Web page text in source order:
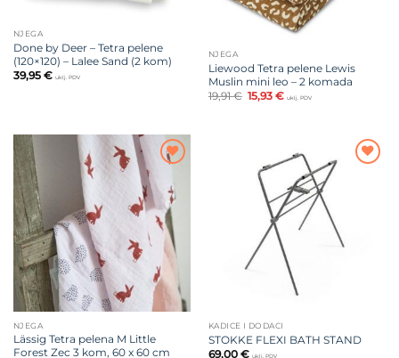
NJEGA
Done by Deer – Tetra pelene
(120×120) – Lalee Sand (2 kom)
39,95 € uklj. PDV
NJEGA
Liewood Tetra pelene Lewis
Muslin mini leo – 2 komada
19,91€ Izvorna
cijena
15,93€Trenutna
uklj. PDV
Dodajte
na listu
želja
NJEGA
Lässig Tetra pelena M Little
Forest Zec 3 kom, 60 x 60 cm
KADICE I DODACI
STOKKE FLEXI BATH STAND
69,00 € uklj. PDV